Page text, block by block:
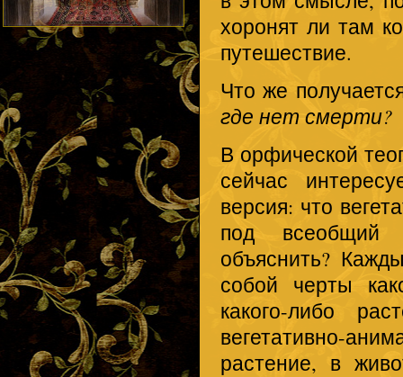
хоронят ли там
путешествие.
Что же
где нет смерти?
В орфической
сейчас
версия: что
под
объяснить?
собой черты
какого-либо
вегетативно-
растение, в